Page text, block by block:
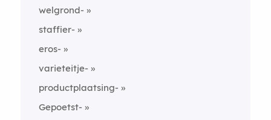
welgrond-
staffier-
eros-
varieteitje-
productplaatsing-
Gepoetst-